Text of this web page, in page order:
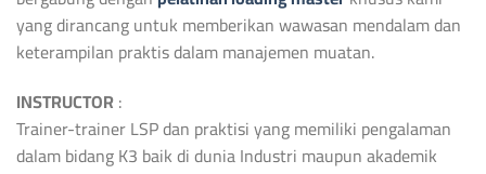
yang dirancang untuk memberikan wawasan mendalam dan
keterampilan praktis dalam manajemen muatan.
INSTRUCTOR:
Trainer-trainer LSP dan praktisi yang memiliki pengalaman
dalam bidang K3 baik di dunia Industri maupun akademik